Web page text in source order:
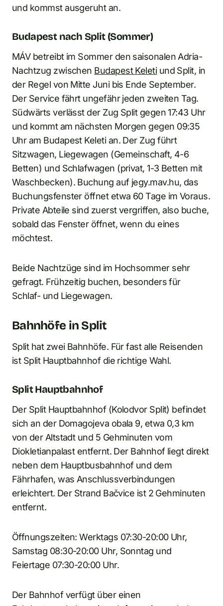
und kommst ausgeruht an.
Budapest nach Split (Sommer)
MÁV betreibt im Sommer den saisonalen Adria-
Nachtzug zwischen Budapest Keletiund Split, in
der Regel von Mitte Juni bis Ende September.
Der Service fährt ungefähr jeden zweiten Tag.
Südwärts verlässt der Zug Split gegen 17:43 Uhr
und kommt am nächsten Morgen gegen 09:35
Uhr am Budapest Keleti an. Der Zug führt
Sitzwagen, Liegewagen (Gemeinschaft, 4-6
Betten) und Schlafwagen (privat, 1-3 Betten mit
Waschbecken). Buchung auf jegy.mav.hu, das
Buchungsfenster öffnet etwa 60 Tage im Voraus.
Private Abteile sind zuerst vergriffen, also buche,
sobald das Fenster öffnet, wenn du eines
möchtest.
Beide Nachtzüge sind im Hochsommer sehr
gefragt. Frühzeitig buchen, besonders für
Schlaf- und Liegewagen.
Bahnhöfe in Split
Split hat zwei Bahnhöfe. Für fast alle Reisenden
ist Split Hauptbahnhof die richtige Wahl.
Split Hauptbahnhof
Der Split Hauptbahnhof (Kolodvor Split) befindet
sich an der Domagojeva obala 9, etwa 0,3 km
von der Altstadt und 5 Gehminuten vom
Diokletianpalast entfernt. Der Bahnhof liegt direkt
neben dem Hauptbusbahnhof und dem
Fährhafen, was Anschlussverbindungen
erleichtert. Der Strand Bačvice ist 2 Gehminuten
entfernt.
Öffnungszeiten: Werktags 07:30-20:00 Uhr,
Samstag 08:30-20:00 Uhr, Sonntag und
Feiertage 07:30-20:00 Uhr.
Der Bahnhof verfügt über einen